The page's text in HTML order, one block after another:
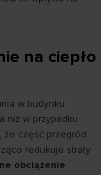
na ciepło
w budynku
niż w przypadku
że część przegród
redukuje straty
obciążenie